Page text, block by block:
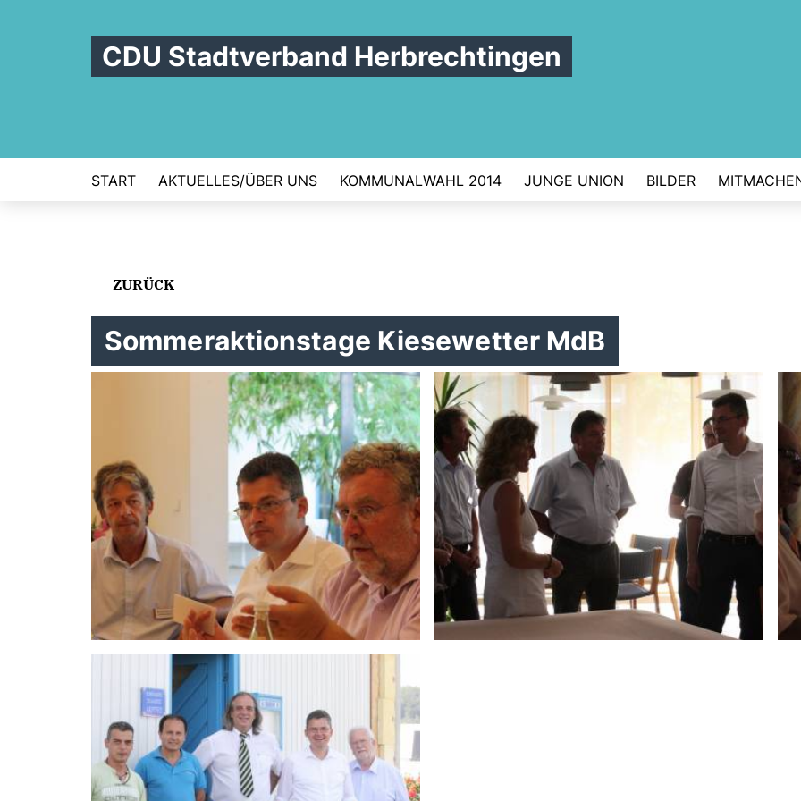
CDU Stadtverband Herbrechtingen
START AKTUELLES/ÜBER UNS KOMMUNALWAHL 2014 JUNGE UNION BILDER
ZURÜCK
Sommeraktionstage Kiesewetter MdB